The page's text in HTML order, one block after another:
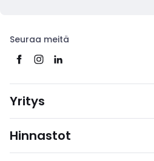
Seuraa meitä
Yritys
Hinnastot